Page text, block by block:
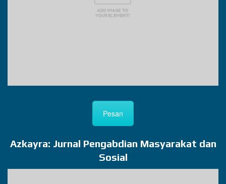
Pesan
Azkayra: Jurnal Pengabdian Masyarakat dan
Sosial